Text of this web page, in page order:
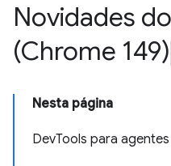
Novidades
(Chrome 149)
Nesta página
DevTools para agentes